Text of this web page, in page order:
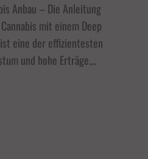
Anbau – Die Anleitung
mit einem Deep
eine der effizientesten
und hohe Erträge....